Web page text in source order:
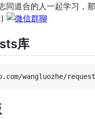
同道合的人一起学习，
库
wangluozhe/